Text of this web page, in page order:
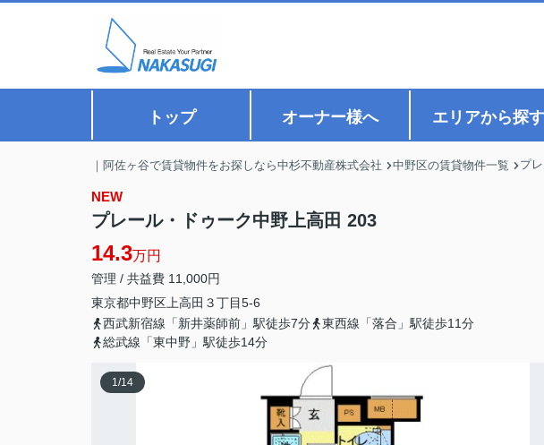
トップ オーナー様へ エリアから探す
｜阿佐ヶ谷で賃貸物件をお探しなら中杉不動産株式会社 中野区の賃貸物件一覧 プ
NEW
プレール・ドゥーク中野上高田 203
14.3万円
管理 / 共益費 11,000円
東京都中野区 上高田 ３丁目5-6
西武新宿線「新井薬師前」駅徒歩7分
東西線「落合」駅徒歩11分
総武線「東中野」駅徒歩14分
1/14